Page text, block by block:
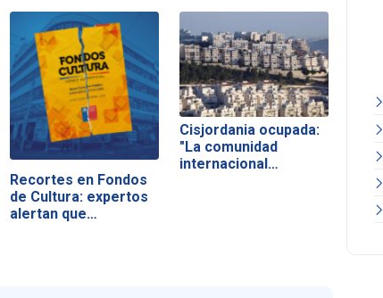
Recortes en Fondos
de Cultura: expertos
alertan que…
Cisjordania ocupada:
"La comunidad
internacional…